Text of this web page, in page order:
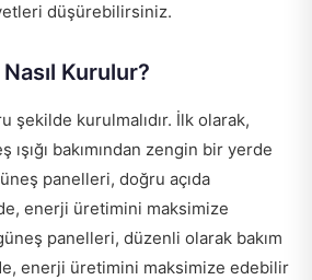
düşürebilirsiniz.
Kurulur?
şekilde kurulmalıdır. İlk olarak,
bakımından zengin bir yerde
panelleri, doğru açıda
enerji üretimini maksimize
panelleri, düzenli olarak bakım
enerji üretimini maksimize edebilir